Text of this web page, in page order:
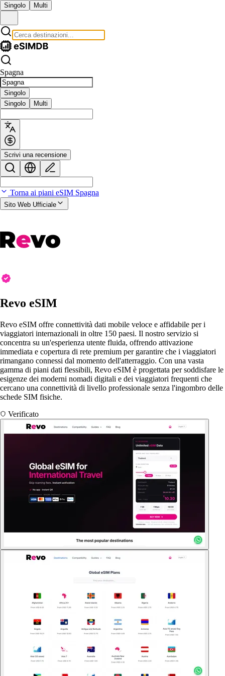
Singolo Multi
Spagna
Singolo
Singolo
Multi
Scrivi una recensione
Torna ai piani eSIM Spagna
Sito Web Ufficiale
Revo eSIM
Revo eSIM offre connettività dati mobile veloce e affidabile per i
viaggiatori internazionali in oltre 150 paesi. Il nostro servizio si
concentra su un'esperienza utente fluida, offrendo attivazione
immediata e copertura di rete premium per garantire che i viaggiatori
rimangano connessi dal momento dell'atterraggio. Con una vasta
gamma di piani dati flessibili, Revo eSIM è progettata per soddisfare le
esigenze dei moderni nomadi digitali e dei viaggiatori frequenti che
cercano una connettività di livello professionale senza l'ingombro delle
schede SIM fisiche.
Verificato